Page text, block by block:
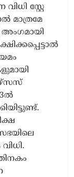
സ്റ്റേ
മാത്രമേ